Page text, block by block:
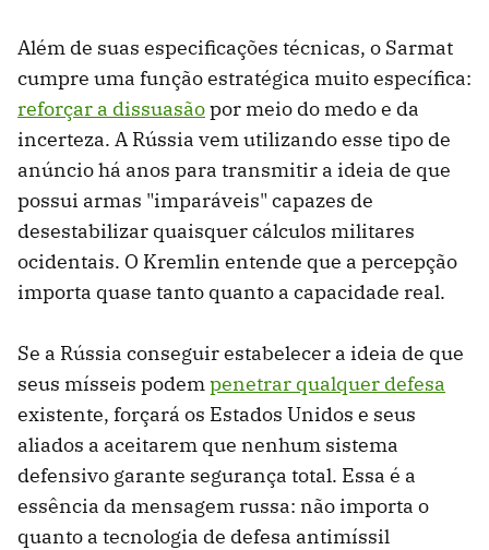
Além de suas especificações técnicas, o Sarmat
cumpre uma função estratégica muito específica:
reforçar a dissuasãopor meio do medo e da
incerteza. A Rússia vem utilizando esse tipo de
anúncio há anos para transmitir a ideia de que
possui armas "imparáveis" capazes de
desestabilizar quaisquer cálculos militares
ocidentais. O Kremlin entende que a percepção
importa quase tanto quanto a capacidade real.
Se a Rússia conseguir estabelecer a ideia de que
seus mísseis podempenetrar qualquer defesa
existente, forçará os Estados Unidos e seus
aliados a aceitarem que nenhum sistema
defensivo garante segurança total. Essa é a
essência da mensagem russa: não importa o
quanto a tecnologia de defesa antimíssil